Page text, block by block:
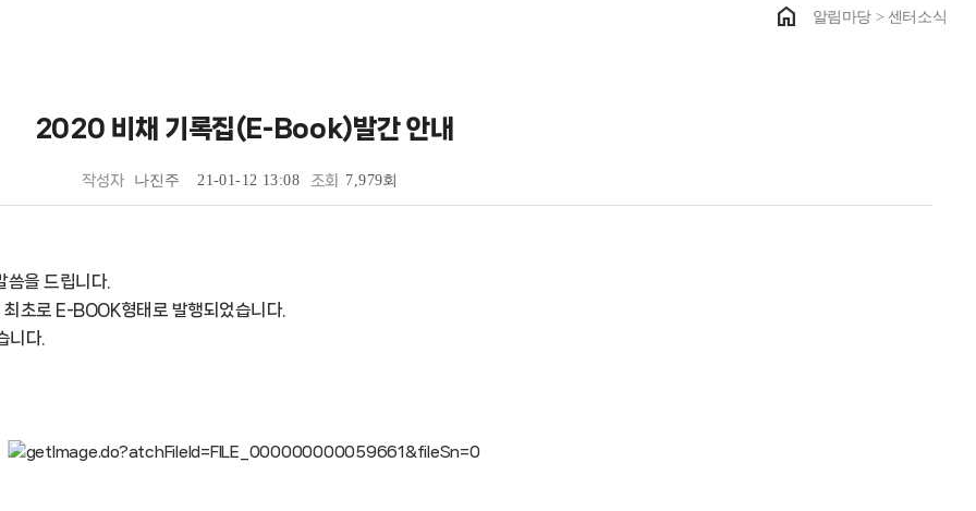
home 알림마당 > 센터소식
2020 비채 기록집(E-Book)발간 안내
작성자 나진주 21-01-12 13:08 조회 7,979회
씀을 드립니다.
초로 E-BOOK형태로 발행되었습니다.
니다.